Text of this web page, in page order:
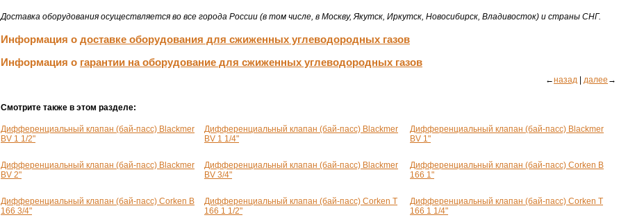
Доставка оборудования осуществляется во все города России (в том числе, в Москву, Якутск, Иркутск, Новосибирск, Владивосток) и страны СНГ.
Информация о доставке оборудования для сжиженных углеводородных газов
Информация о гарантии на оборудование для сжиженных углеводородных газов
←назад далее →
Смотрите также в этом разделе:
Дифференциальный клапан (бай-пасс) Blackmer
BV 1 1/2"
Дифференциальный клапан (бай-пасс) Blackmer
BV 1 1/4"
Дифференциальный клапан (бай-пасс) Blackmer
BV 1"
Дифференциальный клапан (бай-пасс) Blackmer
BV 2"
Дифференциальный клапан (бай-пасс) Blackmer
BV 3/4"
Дифференциальный клапан (бай-пасс) Corken B
166 1"
Дифференциальный клапан (бай-пасс) Corken B
166 3/4"
Дифференциальный клапан (бай-пасс) Corken T
166 1 1/2"
Дифференциальный клапан (бай-пасс) Corken T
166 1 1/4"